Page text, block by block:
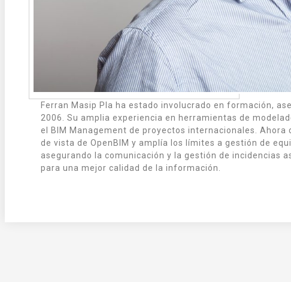
Ferran Masip Pla ha estado involucrado en formación,
2006. Su amplia experiencia en herramientas de
el BIM Management de proyectos internacionales. Ahora
de vista de OpenBIM y amplía los límites a gestión de
asegurando la comunicación y la gestión de incidencias
para una mejor calidad de la información.